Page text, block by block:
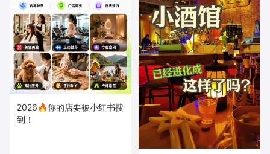
2026🔥你的店要被小红书搜
到！